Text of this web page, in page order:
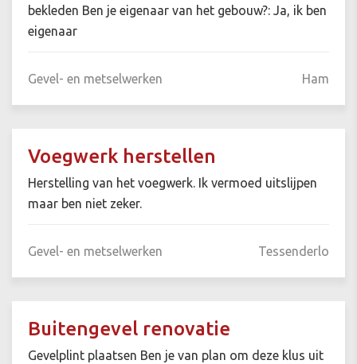
bekleden Ben je eigenaar van het gebouw?: Ja, ik ben
eigenaar
Gevel- en metselwerken Ham
Voegwerk herstellen
Herstelling van het voegwerk. Ik vermoed uitslijpen
maar ben niet zeker.
Gevel- en metselwerken Tessenderlo
Buitengevel renovatie
Gevelplint plaatsen Ben je van plan om deze klus uit